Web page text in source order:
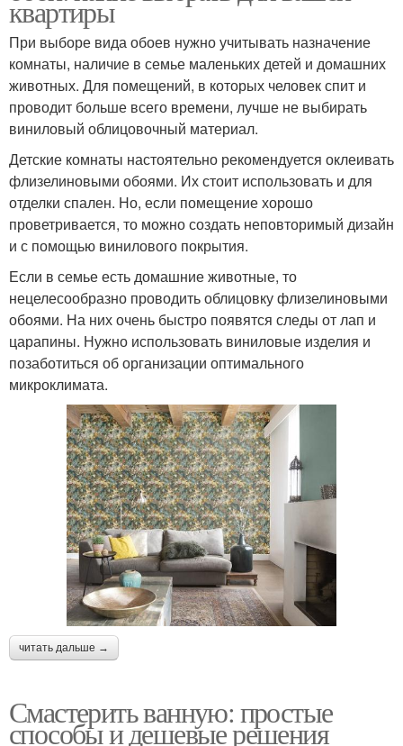
квартиры
При выборе вида обоев нужно учитывать назначение
комнаты, наличие в семье маленьких детей и домашних
животных. Для помещений, в которых человек спит и
проводит больше всего времени, лучше не выбирать
виниловый облицовочный материал.
Детские комнаты настоятельно рекомендуется оклеивать
флизелиновыми обоями. Их стоит использовать и для
отделки спален. Но, если помещение хорошо
проветривается, то можно создать неповторимый дизайн
и с помощью винилового покрытия.
Если в семье есть домашние животные, то
нецелесообразно проводить облицовку флизелиновыми
обоями. На них очень быстро появятся следы от лап и
царапины. Нужно использовать виниловые изделия и
позаботиться об организации оптимального
микроклимата.
читать дальше →
Смастерить ванную: простые
способы и дешевые решения